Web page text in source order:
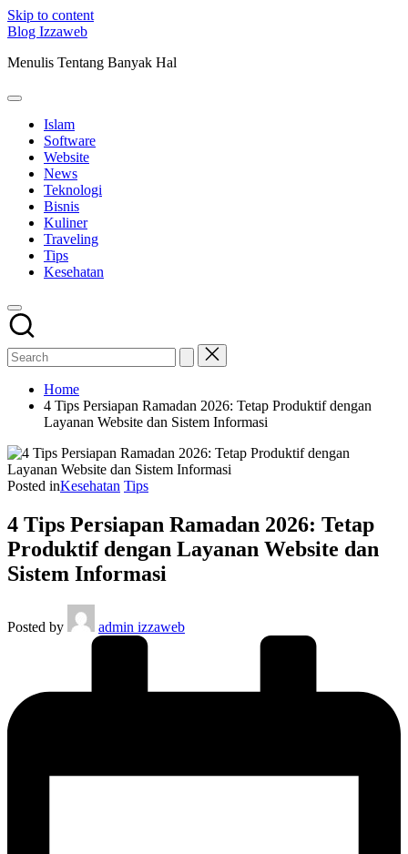
Skip to content
Blog Izzaweb
Menulis Tentang Banyak Hal
Islam
Software
Website
News
Teknologi
Bisnis
Kuliner
Traveling
Tips
Kesehatan
Home
4 Tips Persiapan Ramadan 2026: Tetap Produktif dengan
Layanan Website dan Sistem Informasi
Posted inKesehatan Tips
4 Tips Persiapan Ramadan 2026: Tetap
Produktif dengan Layanan Website dan
Sistem Informasi
Posted by admin izzaweb